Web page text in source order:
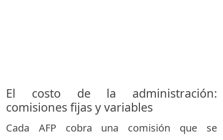
El costo de la administración:
comisiones fijas y variables
Cada AFP cobra una comisión que se